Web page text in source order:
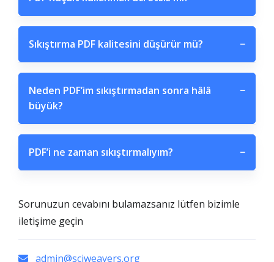
Sıkıştırma PDF kalitesini düşürür mü? −
Neden PDF’im sıkıştırmadan sonra hâlâ
büyük?
−
PDF’i ne zaman sıkıştırmalıyım? −
Sorunuzun cevabını bulamazsanız lütfen bizimle
iletişime geçin
admin@sciweavers.org